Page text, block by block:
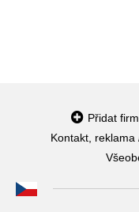
Přidat
Kontakt, reklama